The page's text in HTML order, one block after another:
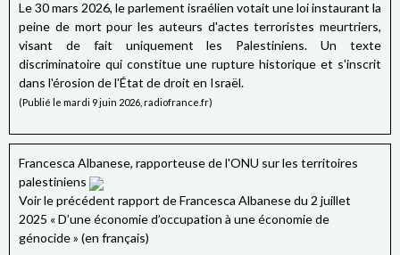
Le 30 mars 2026, le parlement israélien votait une loi instaurant la
peine de mort pour les auteurs d'actes terroristes meurtriers,
visant de fait uniquement les Palestiniens. Un texte
discriminatoire qui constitue une rupture historique et s'inscrit
dans l'érosion de l'État de droit en Israël.
(Publié le mardi 9 juin 2026, radiofrance.fr)
Francesca Albanese, rapporteuse de l'ONU sur les territoires
palestiniens
Voir le précédent rapport de Francesca Albanese du 2 juillet
2025 « D’une économie d’occupation à une économie de
génocide » (en français)